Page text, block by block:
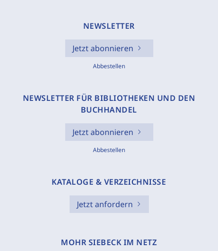
NEWSLETTER
Jetzt abonnieren
Abbestellen
NEWSLETTER FÜR BIBLIOTHEKEN UND DEN
BUCHHANDEL
Jetzt abonnieren
Abbestellen
KATALOGE & VERZEICHNISSE
Jetzt anfordern
MOHR SIEBECK IM NETZ